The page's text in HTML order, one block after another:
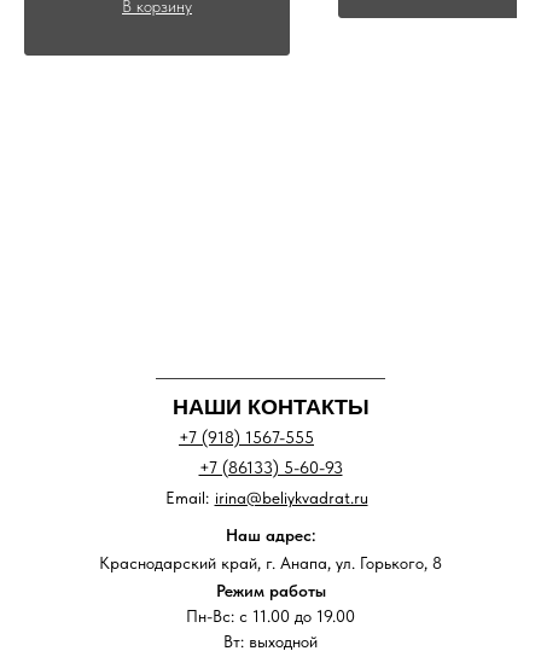
В корзину
НАШИ КОНТАКТЫ
+7 (918) 1567-555
+7 (86133) 5-60-93
Наш адрес:
Краснодарский край, г. Анапа, ул. Горького, 8
Режим работы
Пн-Вс: с 11.00 до 19.00
Вт: выходной
irina@beliykvadrat.ru
Email: